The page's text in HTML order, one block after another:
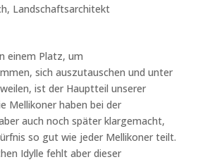
Landschaftsarchitekt
einem Platz, um
sich auszutauschen und unter
ist der Hauptteil unserer
Mellikoner haben bei der
auch noch später klargemacht,
so gut wie jeder Mellikoner teilt.
Idylle fehlt aber dieser